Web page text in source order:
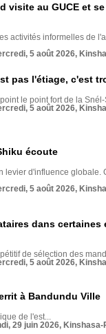
visite au GUCE et
activités informelles de
5 août 2026,
pas l'étiage, c'est
le point fort de la
5 août 2026,
écoute
levier d'influence globale.
5 août 2026,
dans
de sélection des
5 août 2026,
à Bandundu Ville
de l'est...
29 juin 2026,